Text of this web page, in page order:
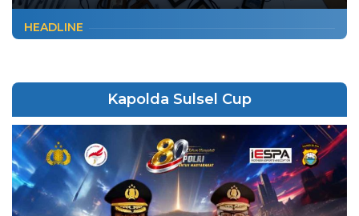
HEADLINE
Kapolda Sulsel Cup